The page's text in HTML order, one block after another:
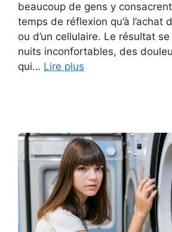
beaucoup de gens y
temps de réflexion qu’à l’achat
ou d’un cellulaire. Le résultat
nuits inconfortables, des
qui… Lire plus